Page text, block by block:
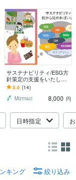
サステナビリティ/ESG方
針策定の支援をいたしま
す IR・広報・経営企画・
CSR部門の方々のお悩み
に対応します
5.0 (14)
Mizmaci
8,000 円
日時指定
キング 絞り込み